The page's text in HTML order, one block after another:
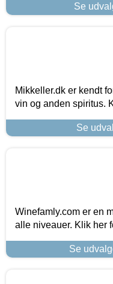
Se
Mikkeller.dk er kendt
vin og anden spiritus.
Se
Winefamly.com er en
alle niveauer. Klik her
Se